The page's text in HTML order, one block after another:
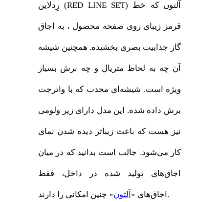
رِدلاین (RED LINE SET) آلتون که خط
قرمز زیبای روی صفحه محصول ، به اجاق
گاز جذابیت بصری بخشیده. همچنین شیشه
آن چه به لحاظ متریال و چه برش بسیار
ویژه است. شیشه‌ای محدب که با واترجت
برش داده شده. این مدل دارای زیر ولومی
نیز هست که باعث زیباتر دیده شدن نمای
کار می‌شود. جالب است بدانید که در میان
اجاق‌های تولید شده در داخل، فقط
اجاق‌های « آلتون » چنین امکانی را دارند.